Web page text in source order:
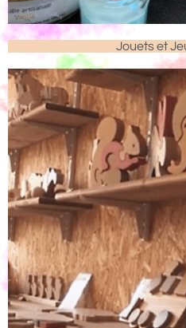
Jouets et